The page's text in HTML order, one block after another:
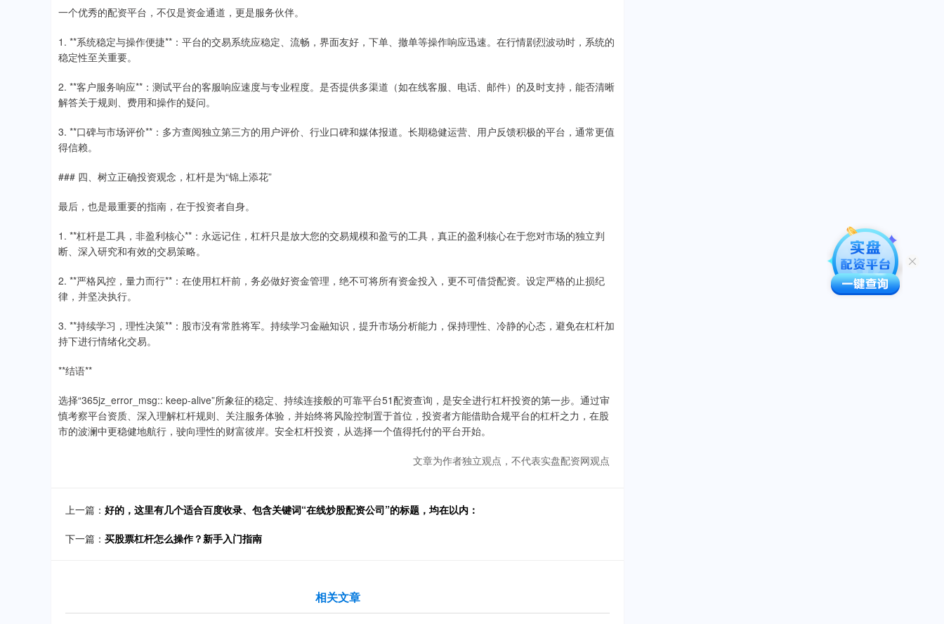
一个优秀的配资平台，不仅是资金通道，更是服务伙伴。
1. **系统稳定与操作便捷**：平台的交易系统应稳定、流畅，界面友好，下单、撤单等操作响应迅速。在行情剧烈波动时，系统的
稳定性至关重要。
2. **客户服务响应**：测试平台的客服响应速度与专业程度。是否提供多渠道（如在线客服、电话、邮件）的及时支持，能否清晰
解答关于规则、费用和操作的疑问。
3. **口碑与市场评价**：多方查阅独立第三方的用户评价、行业口碑和媒体报道。长期稳健运营、用户反馈积极的平台，通常更值
得信赖。
### 四、树立正确投资观念，杠杆是为“锦上添花”
最后，也是最重要的指南，在于投资者自身。
1. **杠杆是工具，非盈利核心**：永远记住，杠杆只是放大您的交易规模和盈亏的工具，真正的盈利核心在于您对市场的独立判
断、深入研究和有效的交易策略。
2. **严格风控，量力而行**：在使用杠杆前，务必做好资金管理，绝不可将所有资金投入，更不可借贷配资。设定严格的止损纪
律，并坚决执行。
3. **持续学习，理性决策**：股市没有常胜将军。持续学习金融知识，提升市场分析能力，保持理性、冷静的心态，避免在杠杆加
持下进行情绪化交易。
**结语**
选择“365jz_error_msg:: keep-alive”所象征的稳定、持续连接般的可靠平台51配资查询，是安全进行杠杆投资的第一步。通过审
慎考察平台资质、深入理解杠杆规则、关注服务体验，并始终将风险控制置于首位，投资者方能借助合规平台的杠杆之力，在股
市的波澜中更稳健地航行，驶向理性的财富彼岸。安全杠杆投资，从选择一个值得托付的平台开始。
文章为作者独立观点，不代表实盘配资网观点
上一篇： 好的，这里有几个适合百度收录、包含关键词“在线炒股配资公司”的标题，均在以内：
下一篇： 买股票杠杆怎么操作？新手入门指南
相关文章